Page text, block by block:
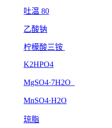
吐温 80
乙酸钠
柠檬酸三铵
K2HPO4
MgSO4·7H2O
MnSO4·H2O
琼脂